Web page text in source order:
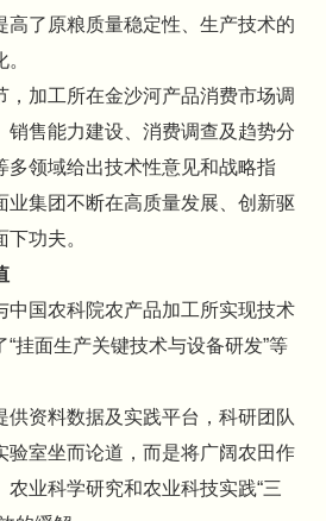
高了原粮质量稳定性、生产技术的
，加工所在金沙河产品消费市场调
销售能力建设、消费调查及趋势分
多领域给出技术性意见和战略指
业集团不断在高质量发展、创新驱
功夫。
中国农科院农产品加工所实现技术
挂面生产关键技术与设备研发”等
供资料数据及实践平台，科研团队
验室坐而论道，而是将广阔农田作
农业科学研究和农业科技实践“三